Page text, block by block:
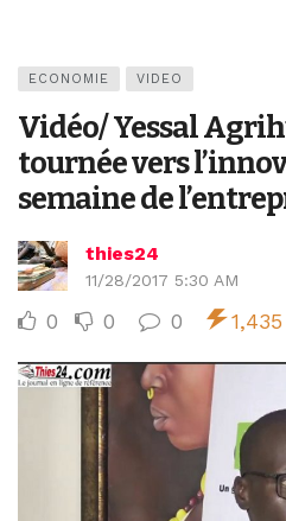
ECONOMIE VIDEO
Vidéo/ Yessal
tournée vers
semaine de
thies24
11/28/2017 5:30 AM
0 0 0 1,435